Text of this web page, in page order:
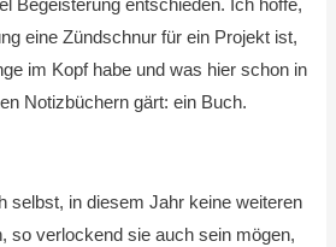
Begeisterung entschieden. Ich hoffe,
eine Zündschnur für ein Projekt ist,
im Kopf habe und was hier schon in
Notizbüchern gärt: ein Buch.
selbst, in diesem Jahr keine weiteren
so verlockend sie auch sein mögen,